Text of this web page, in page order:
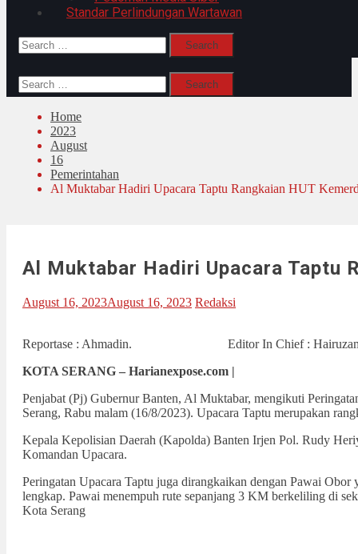
Standar Perlindungan Wartawan
Search
for:
Search
for:
Home
2023
August
16
Pemerintahan
Al Muktabar Hadiri Upacara Taptu Rangkaian HUT
Al Muktabar Hadiri Upacara Taptu
August 16, 2023August 16, 2023 Redaksi
Reportase : Ahmadin. Editor In Chief : Hairuzaman.
KOTA SERANG – Harianexpose.com |
Penjabat (Pj) Gubernur Banten, Al Muktabar, mengikuti
Serang, Rabu malam (16/8/2023). Upacara Taptu merupakan
Kepala Kepolisian Daerah (Kapolda) Banten Irjen Pol. Rudy
Komandan Upacara.
Peringatan Upacara Taptu juga dirangkaikan dengan Pawai
lengkap. Pawai menempuh rute sepanjang 3 KM berkeliling di
Kota Serang